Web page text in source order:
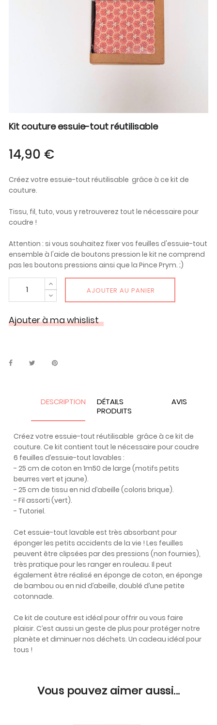
Kit couture essuie-tout réutilisable
14,90 €
Créez votre essuie-tout réutilisable grâce à ce kit de
couture.
Tissu, fil, tuto, vous y retrouverez tout le nécessaire pour
coudre !
Attention : si vous souhaitez fixer vos feuilles d'essuie-tout
ensemble à l'aide de boutons pression le kit ne comprend
pas les boutons pressions ainsi que la Pince Prym. ;)
AJOUTER AU PANIER
Ajouter à ma whislist
DESCRIPTION
DÉTAILS
PRODUITS
AVIS
Créez votre essuie-tout réutilisable grâce à ce kit de
couture. Ce kit contient tout le nécessaire pour coudre
6 feuilles d’essuie-tout lavables :
- 25 cm de coton en 1m50 de large (motifs petits
beurres vert et jaune).
- 25 cm de tissu en nid d’abeille (coloris brique).
- Fil assorti (vert).
- Tutoriel.
Cet essuie-tout lavable est très absorbant pour
éponger les petits accidents de la vie ! Les feuilles
peuvent être clipsées par des pressions (non fournies),
très pratique pour les ranger en rouleau. Il peut
également être réalisé en éponge de coton, en éponge
de bambou ou en nid d’abeille, doublé d’une petite
cotonnade.
Ce kit de couture est idéal pour offrir ou vous faire
plaisir. C’est aussi un geste de plus pour protéger notre
planète et diminuer nos déchets. Un cadeau idéal pour
tous !
Vous pouvez aimer aussi...